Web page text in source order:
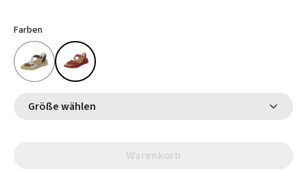
Farben
Größe wählen
Warenkorb